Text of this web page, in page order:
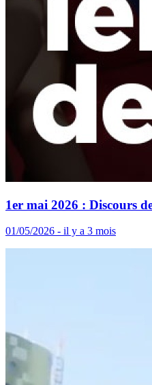
1er mai 2026 : Discours
01/05/2026 - il y a 3 mois